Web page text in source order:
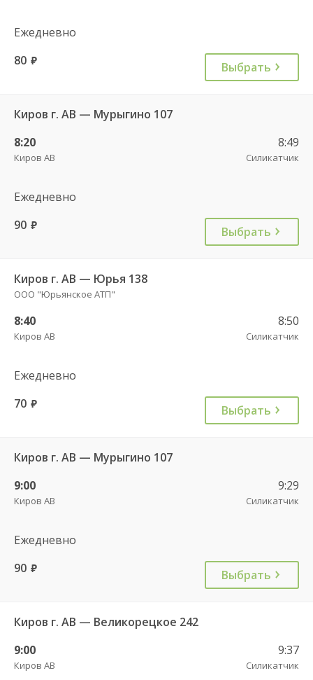
Ежедневно
80 руб. Выбрать
Киров г. АВ — Мурыгино 107
8:20
Киров АВ
8:49
Силикатчик
Ежедневно
90 руб. Выбрать
Киров г. АВ — Юрья 138
ООО "Юрьянское АТП"
8:40
Киров АВ
8:50
Силикатчик
Ежедневно
70 руб. Выбрать
Киров г. АВ — Мурыгино 107
9:00
Киров АВ
9:29
Силикатчик
Ежедневно
90 руб. Выбрать
Киров г. АВ — Великорецкое 242
9:00
Киров АВ
9:37
Силикатчик